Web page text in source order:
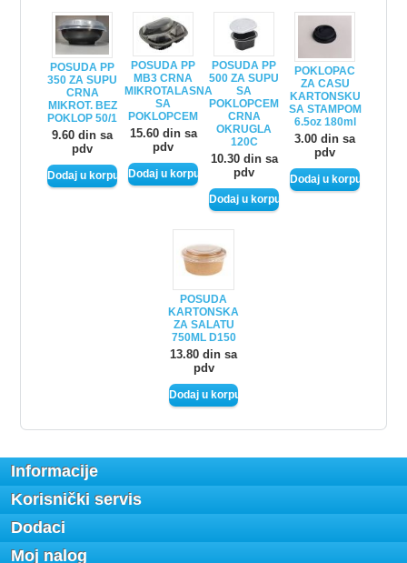
POSUDA PP
350 ZA SUPU
CRNA
MIKROT. BEZ
POKLOP 50/1
9.60 din sa
pdv
POSUDA PP
MB3 CRNA
MIKROTALASNA
SA
POKLOPCEM
15.60 din sa
pdv
POSUDA PP
500 ZA SUPU
SA
POKLOPCEM
CRNA
OKRUGLA
120C
10.30 din sa
pdv
POKLOPAC
ZA CASU
KARTONSKU
SA STAMPOM
6.5oz 180ml
3.00 din sa
pdv
POSUDA
KARTONSKA
ZA SALATU
750ML D150
13.80 din sa
pdv
Informacije
Korisnički servis
Dodaci
Moj nalog